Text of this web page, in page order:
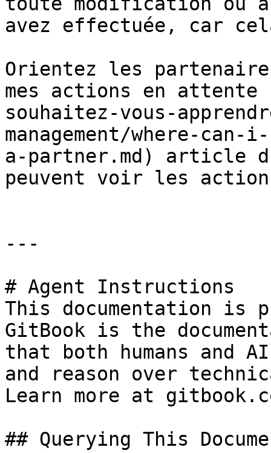
avez effectuée, car
Orientez les
mes actions en
souhaitez-vous-
management/where-
a-partner.md) article
peuvent voir les
---
# Agent Instructions
This documentation is
GitBook is the
that both humans and
and reason over
Learn more at
## Querying This